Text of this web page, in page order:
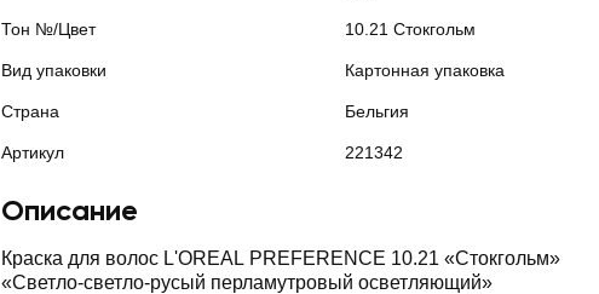
Тон №/Цвет 10.21 Стокгольм
Вид упаковки Картонная упаковка
Страна Бельгия
Артикул 221342
Описание
Краска для волос L'OREAL PREFERENCE 10.21 «Стокгольм»
«Светло-светло-русый перламутровый осветляющий»